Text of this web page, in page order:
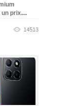
un prix
14513